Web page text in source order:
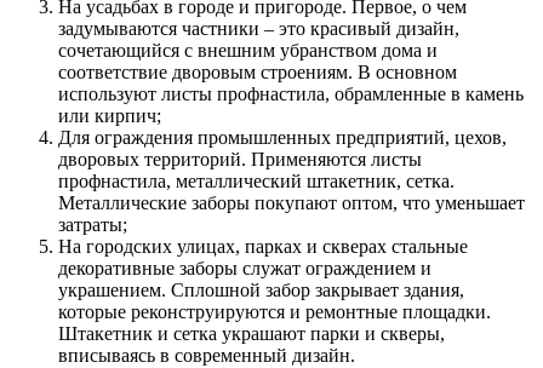
На усадьбах в городе и пригороде. Первое, о чем
задумываются частники – это красивый дизайн,
сочетающийся с внешним убранством дома и
соответствие дворовым строениям. В основном
используют листы профнастила, обрамленные в камень
или кирпич;
Для ограждения промышленных предприятий, цехов,
дворовых территорий. Применяются листы
профнастила, металлический штакетник, сетка.
Металлические заборы покупают оптом, что уменьшает
затраты;
На городских улицах, парках и скверах стальные
декоративные заборы служат ограждением и
украшением. Сплошной забор закрывает здания,
которые реконструируются и ремонтные площадки.
Штакетник и сетка украшают парки и скверы,
вписываясь в современный дизайн.